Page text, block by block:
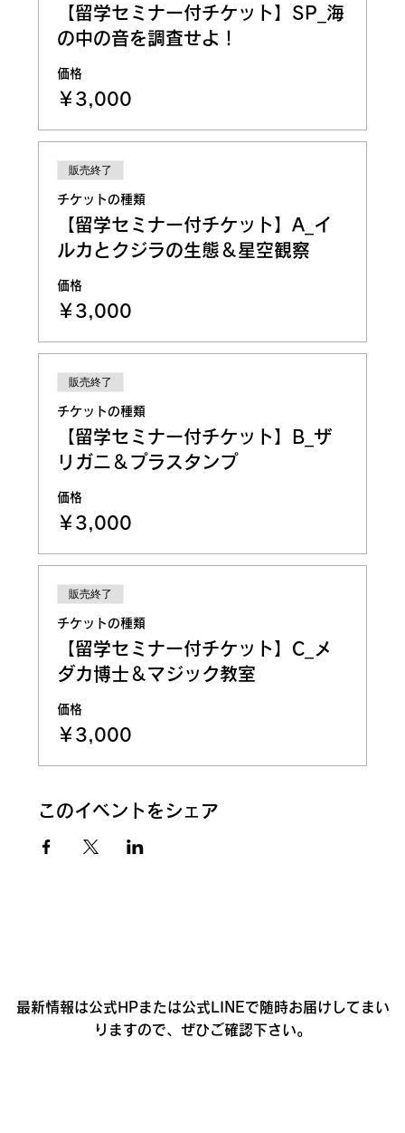
【留学セミナー付チケット】SP_海
の中の音を調査せよ！
価格
￥3,000
販売終了
チケットの種類
【留学セミナー付チケット】A_イ
ルカとクジラの生態＆星空観察
価格
￥3,000
販売終了
チケットの種類
【留学セミナー付チケット】B_ザ
リガニ＆プラスタンプ
価格
￥3,000
販売終了
チケットの種類
【留学セミナー付チケット】C_メ
ダカ博士＆マジック教室
価格
￥3,000
このイベントをシェア
最新情報は公式HPまたは公式LINEで随時お届けしてまい
りますので、ぜひご確認下さい。